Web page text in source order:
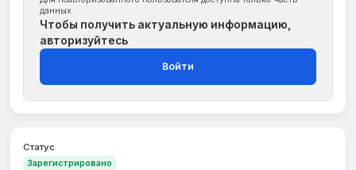
данных
Чтобы получить актуальную информацию,
авторизуйтесь
Войти
Статус
Зарегистрировано